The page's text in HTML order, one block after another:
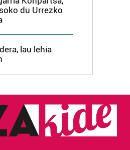
du Urrezko
lau lehia